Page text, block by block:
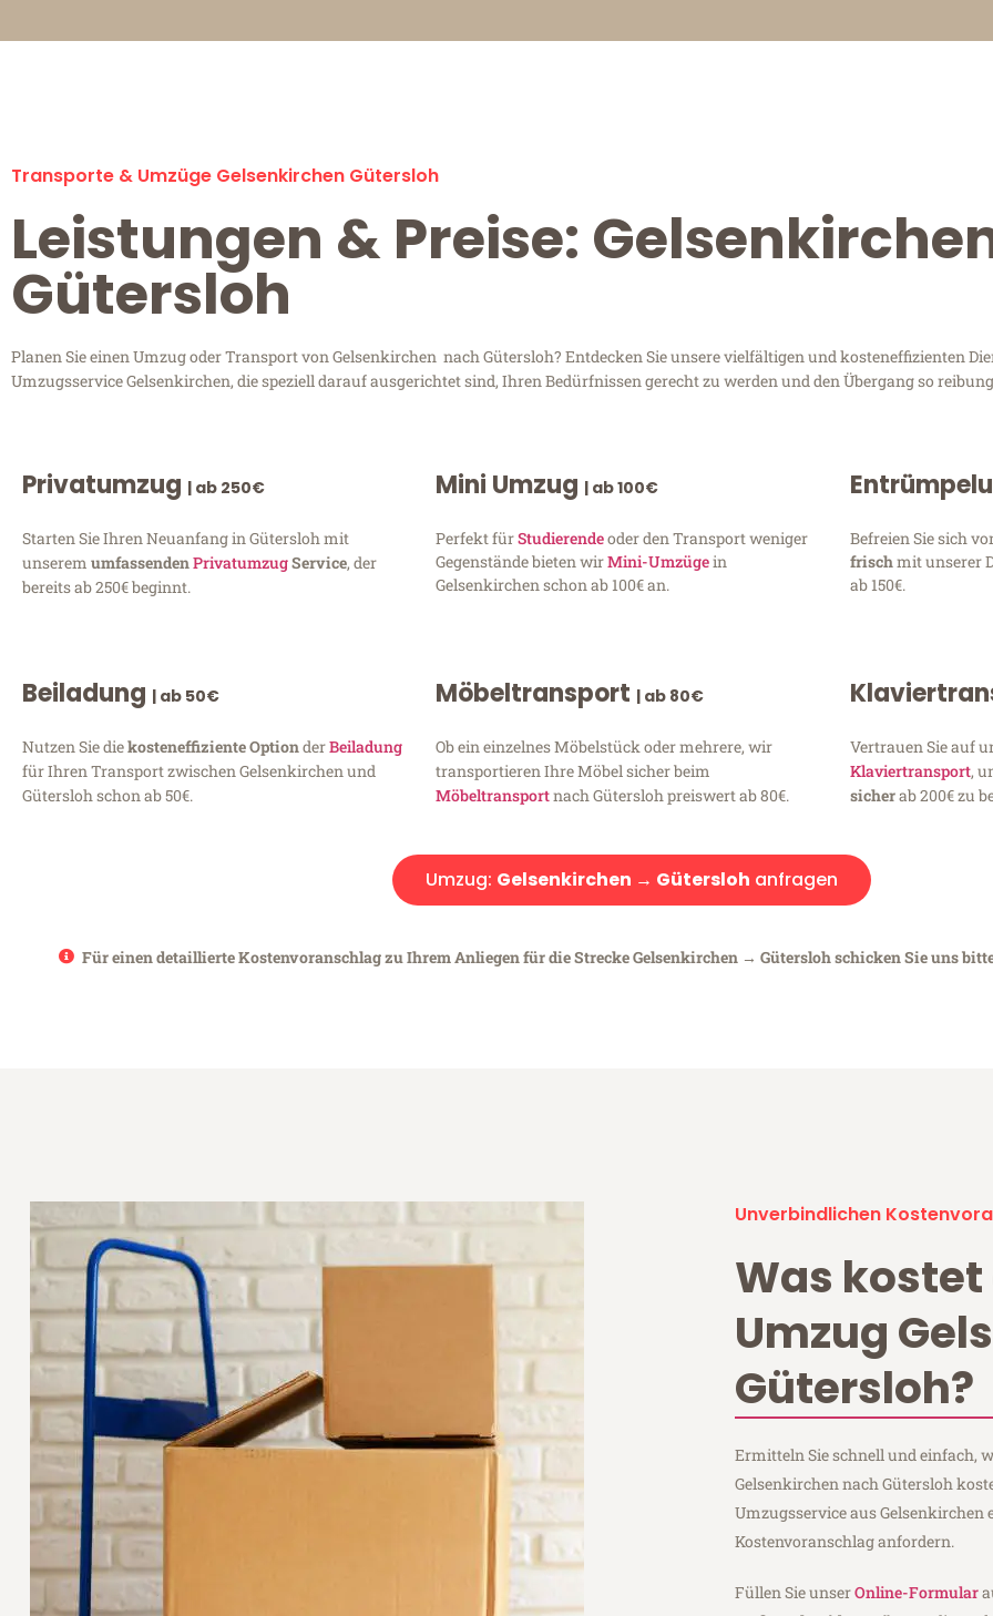
Transporte & Umzüge Gelsenkirchen Gütersloh
Leistungen & Preise:
Gütersloh
Planen Sie einen Umzug oder Transport von Gelsenkirchen nach Gütersloh? Entdecken Sie unsere vielfältigen und kosteneffizienten
Umzugsservice Gelsenkirchen, die speziell darauf ausgerichtet sind, Ihren Bedürfnissen gerecht zu werden und den Übergang so
Privatumzug | ab 250€
Starten Sie Ihren Neuanfang in Gütersloh mit
unserem umfassendenPrivatumzugService, der
bereits ab 250€ beginnt.
Mini Umzug | ab 100€
Perfekt fürStudierendeoder den Transport weniger
Gegenstände bieten wirMini-Umzügein
Gelsenkirchen schon ab 100€ an.
Befreien Sie sich
frischmit unserer
ab 150€.
Beiladung | ab 50€
Nutzen Sie diekosteneffiziente OptionderBeiladung
für Ihren Transport zwischen Gelsenkirchen und
Gütersloh schon ab 50€.
Möbeltransport | ab 80€
Ob ein einzelnes Möbelstück oder mehrere, wir
transportieren Ihre Möbel sicher beim
Möbeltransportnach Gütersloh preiswert ab 80€.
Vertrauen Sie auf
Klaviertransport,
sicherab 200€ zu
Umzug: Gelsenkirchen → Gütersloh anfragen
Für einen detaillierte Kostenvoranschlag zu Ihrem Anliegen für die Strecke Gelsenkirchen → Gütersloh schicken Sie uns
Unverbindlichen
Was kostet
Umzug
Gütersloh?
Ermitteln Sie schnell und einfach,
Gelsenkirchen nach Gütersloh
Umzugsservice aus Gelsenkirchen
Kostenvoranschlag anfordern.
Füllen Sie unserOnline-Formular